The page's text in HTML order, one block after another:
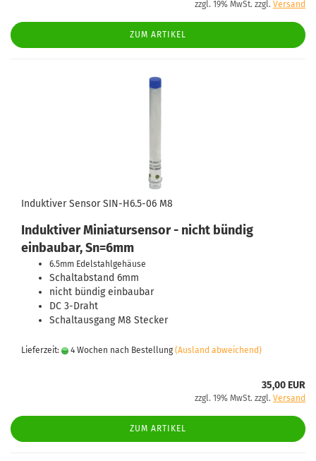
zzgl. 19% MwSt. zzgl. Versand
ZUM ARTIKEL
Induktiver Sensor SIN-H6.5-06 M8
Induktiver Miniatursensor - nicht bündig
einbaubar, Sn=6mm
6.5mm Edelstahlgehäuse
Schaltabstand 6mm
nicht bündig einbaubar
DC 3-Draht
Schaltausgang M8 Stecker
Lieferzeit: 4 Wochen nach Bestellung (Ausland abweichend)
35,00 EUR
zzgl. 19% MwSt. zzgl. Versand
ZUM ARTIKEL